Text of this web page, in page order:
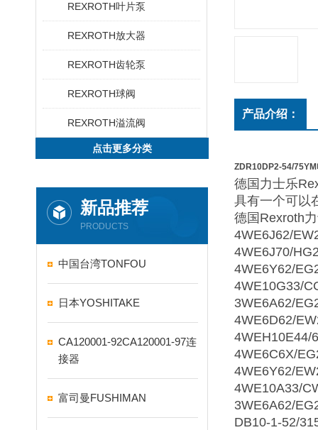
REXROTH叶片泵
REXROTH放大器
REXROTH齿轮泵
REXROTH球阀
REXROTH溢流阀
点击更多分类
新品推荐
PRODUCTS
中国台湾TONFOU
日本YOSHITAKE
CA120001-92CA120001-97连
接器
富司曼FUSHIMAN
产品介绍：
ZDR10DP2-54/
德国力士乐
具有一个可以
德国Rexroth
4WE6J62/
4WE6J70/
4WE6Y62/
4WE10G33/
3WE6A62/
4WE6D62/
4WEH10E44/
4WE6C6X/
4WE6Y62/
4WE10A33/
3WE6A62/
DB10-1-52/